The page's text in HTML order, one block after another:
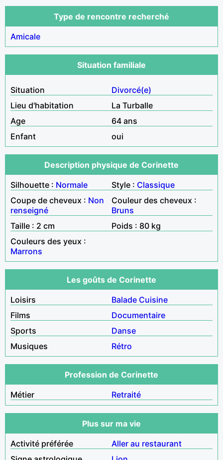
Type de rencontre recherché
Amicale
Situation familiale
Situation
Divorcé(e)
Lieu d'habitation
La Turballe
Age
64 ans
Enfant
oui
Description physique de Corinette
Silhouette : Normale Style : Classique
Coupe de cheveux : Non
renseigné
Couleur des cheveux :
Bruns
Taille : 2 cm
Poids : 80 kg
Couleurs des yeux :
Marrons
Les goûts de Corinette
Loisirs
Balade Cuisine
Films
Documentaire
Sports
Danse
Musiques
Rétro
Profession de Corinette
Métier
Retraité
Plus sur ma vie
Activité préférée
Aller au restaurant